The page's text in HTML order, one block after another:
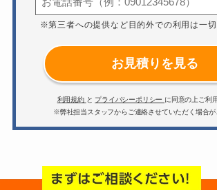
※第三者への提供など目的外での利用は一切
お見積りを見る
利用規約 と プライバシーポリシー に同意の上ご利
※弊社担当スタッフからご連絡させていただく場合が